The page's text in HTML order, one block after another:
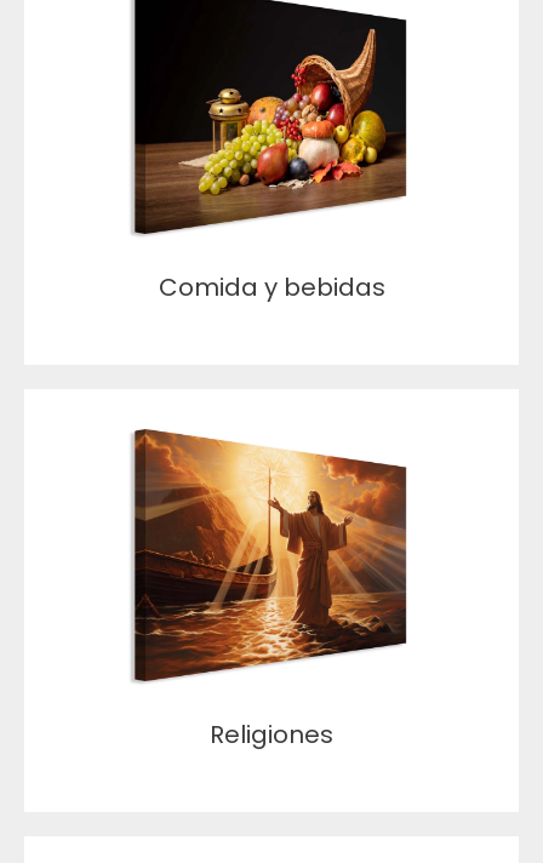
Comida y bebidas
Religiones